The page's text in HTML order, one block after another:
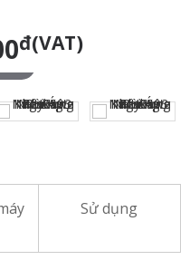
đ(VAT)
Sử dụng